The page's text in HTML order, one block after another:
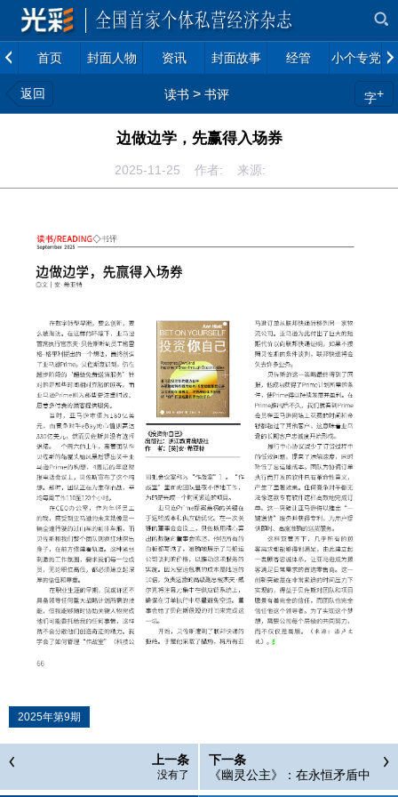
首页 封面人物 资讯 封面故事 经管 小个专党建
返回 读书 > 书评 字+
边做边学，先赢得入场券
2025-11-25 作者: 来源:
2025年第9期
上一条
没有了
下一条
《幽灵公主》：在永恒矛盾中
寻找微光